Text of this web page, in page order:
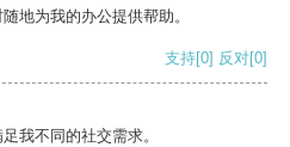
地为我的办公提供帮助。
支持[0] 反对[0]
我不同的社交需求。